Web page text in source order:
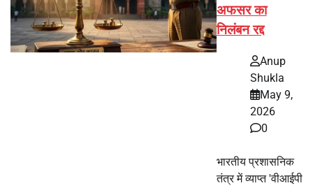
अफसर का
निलंबन रद्द
Anup
Shukla
May 9,
2026
0
भारतीय प्रशासनिक
तंत्र में व्याप्त 'वीआईपी